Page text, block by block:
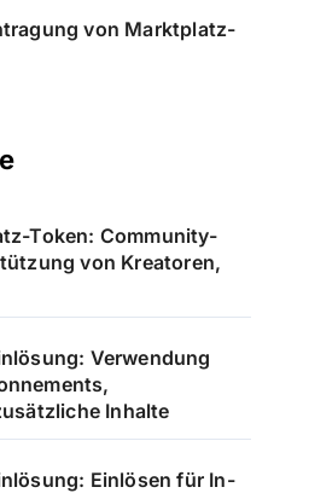
von Marktplatz-
Token: Community-
von Kreatoren,
Verwendung
Inhalte
Einlösen für In-